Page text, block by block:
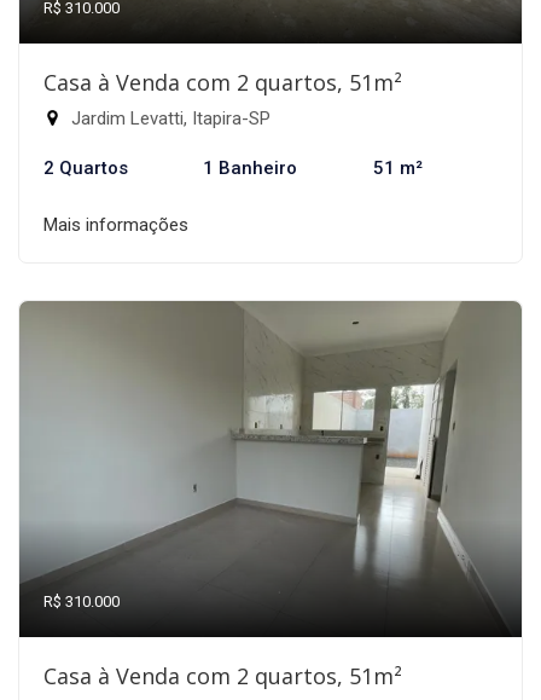
R$ 310.000
Casa à Venda com 2 quartos, 51m²
Jardim Levatti, Itapira-SP
2 Quartos 1 Banheiro 51 m²
Mais informações
R$ 310.000
Casa à Venda com 2 quartos, 51m²